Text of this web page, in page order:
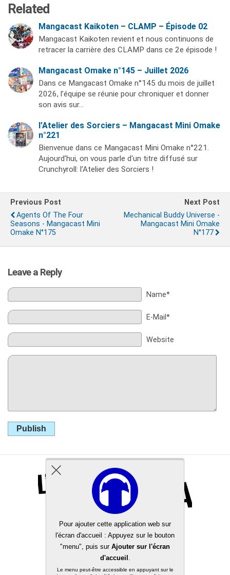
Related
Mangacast Kaikoten – CLAMP – Épisode 02
Mangacast Kaikoten revient et nous continuons de
retracer la carrière des CLAMP dans ce 2e épisode !
Mangacast Omake n°145 – Juillet 2026
Dans ce Mangacast Omake n°145 du mois de juillet
2026, l’équipe se réunie pour chroniquer et donner
son avis sur…
l’Atelier des Sorciers – Mangacast Mini Omake
n°221
Bienvenue dans ce Mangacast Mini Omake n°221.
Aujourd'hui, on vous parle d'un titre diffusé sur
Crunchyroll: l'Atelier des Sorciers !
Previous Post
Agents Of The Four
Seasons - Mangacast Mini
Omake N°175
Next Post
Mechanical Buddy Universe -
Mangacast Mini Omake
N°177
Leave a Reply
Name*
E-Mail*
Website
Publish